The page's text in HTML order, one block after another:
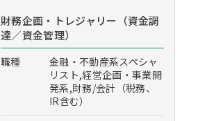
財務企画・トレジャリー（資金調
達／資金管理）
職種
金融・不動産系スペシャ
リスト,経営企画・事業開
発系,財務/会計（税務、
IR含む）